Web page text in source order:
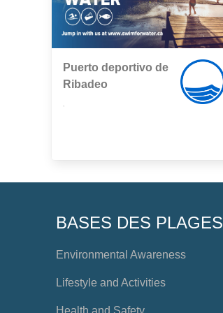
Puerto deportivo de
Ribadeo
BASES DES PLAGES
Environmental Awareness
Lifestyle and Activities
Health and Safety